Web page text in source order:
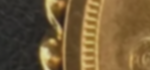
神埼吉野ヶ里店